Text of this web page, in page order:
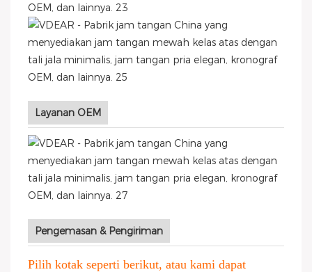
Layanan OEM
Pengemasan & Pengiriman
Pilih kotak seperti berikut, atau kami dapat